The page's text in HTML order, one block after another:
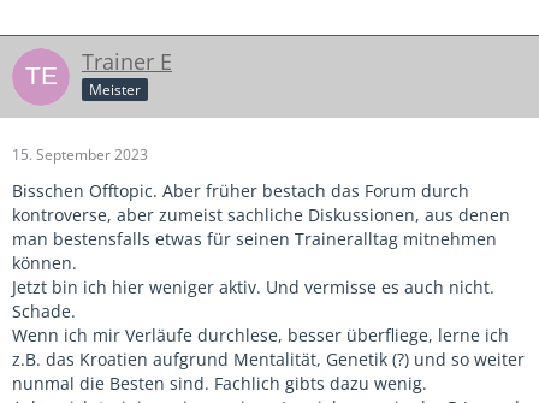
Trainer E
Meister
15. September 2023
Bisschen Offtopic. Aber früher bestach das Forum durch
kontroverse, aber zumeist sachliche Diskussionen, aus denen
man bestensfalls etwas für seinen Traineralltag mitnehmen
können.
Jetzt bin ich hier weniger aktiv. Und vermisse es auch nicht.
Schade.
Wenn ich mir Verläufe durchlese, besser überfliege, lerne ich
z.B. das Kroatien aufgrund Mentalität, Genetik (?) und so weiter
nunmal die Besten sind. Fachlich gibts dazu wenig.